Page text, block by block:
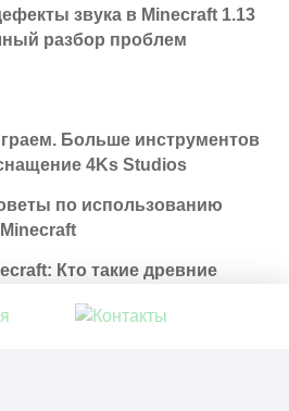
звука в Minecraft 1.13
разбор проблем
Больше инструментов
4Ks Studios
по использованию
Кто такие древние